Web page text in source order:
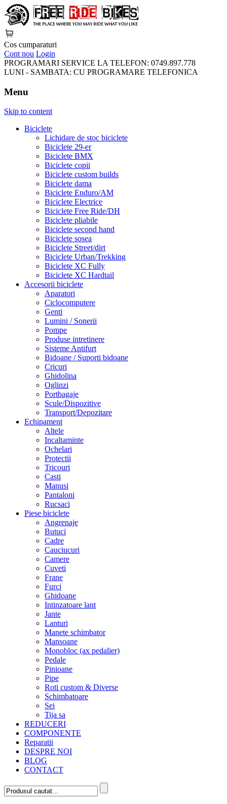
FreeRideBikes
Cos cumparaturi
Cont nou Login
PROGRAMARI SERVICE LA TELEFON: 0749.897.778
LUNI - SAMBATA: CU PROGRAMARE TELEFONICA
Menu
Skip to content
Biciclete
Lichidare de stoc biciclete
Biciclete 29-er
Biciclete BMX
Biciclete copii
Biciclete custom builds
Biciclete dama
Biciclete Enduro/AM
Biciclete Electrice
Biciclete Free Ride/DH
Biciclete pliabile
Biciclete second hand
Biciclete sosea
Biciclete Street/dirt
Biciclete Urban/Trekking
Biciclete XC Fully
Biciclete XC Hardtail
Accesorii biciclete
Aparatori
Ciclocomputere
Genti
Lumini / Sonerii
Pompe
Produse intretinere
Sisteme Antifurt
Bidoane / Suporti bidoane
Cricuri
Ghidolina
Oglinzi
Portbagaje
Scule/Dispozitive
Transport/Depozitare
Echipament
Altele
Incaltaminte
Ochelari
Protectii
Tricouri
Casti
Manusi
Pantaloni
Rucsaci
Piese biciclete
Angrenaje
Butuci
Cadre
Cauciucuri
Camere
Cuveti
Frane
Furci
Ghidoane
Intinzatoare lant
Jante
Lanturi
Manete schimbator
Mansoane
Monobloc (ax pedalier)
Pedale
Pinioane
Pipe
Roti custom & Diverse
Schimbatoare
Sei
Tija sa
REDUCERI
COMPONENTE
Reparatii
DESPRE NOI
BLOG
CONTACT